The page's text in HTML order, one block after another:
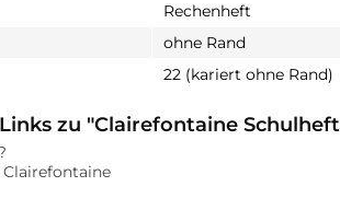
Rechenheft
ohne Rand
22 (kariert ohne Rand)
zu "Clairefontaine